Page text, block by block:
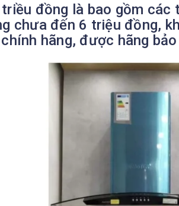
đồng là bao gồm
chưa đến 6 triệu đồng,
hãng, được hãng